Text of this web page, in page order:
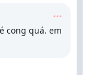
cong quá. em